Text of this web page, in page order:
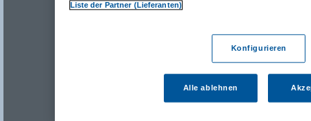
Liste der Partner (Lieferanten)
Konfigurieren
Alle ablehnen